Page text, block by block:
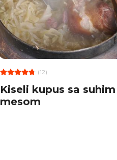
(12)
Kiseli kupus sa suhim
mesom